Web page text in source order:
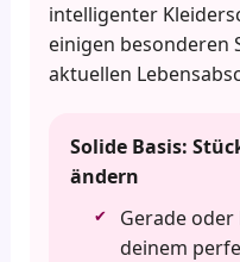
intelligenter
einigen besonderen
aktuellen
Solide Basis:
ändern
Gerade oder
deinem